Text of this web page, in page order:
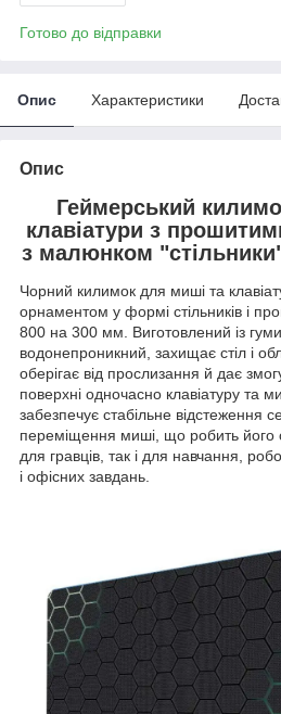
Готово до відправки
Опис Характеристики
Опис
Геймерський
клавіатури з
з малюнком
Чорний килимок для миші та
орнаментом у формі стільників і
800 на 300 мм. Виготовлений із
водонепроникний, захищає стіл і
оберігає від прослизання й дає
поверхні одночасно клавіатуру та
забезпечує стабільне відстеження
переміщення миші, що робить
для гравців, так і для навчання,
і офісних завдань.